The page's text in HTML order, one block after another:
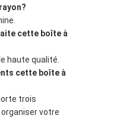
cette boîte à
haute qualité.
cette boîte à
trois
votre